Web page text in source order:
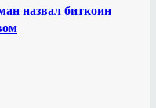
назвал биткоин